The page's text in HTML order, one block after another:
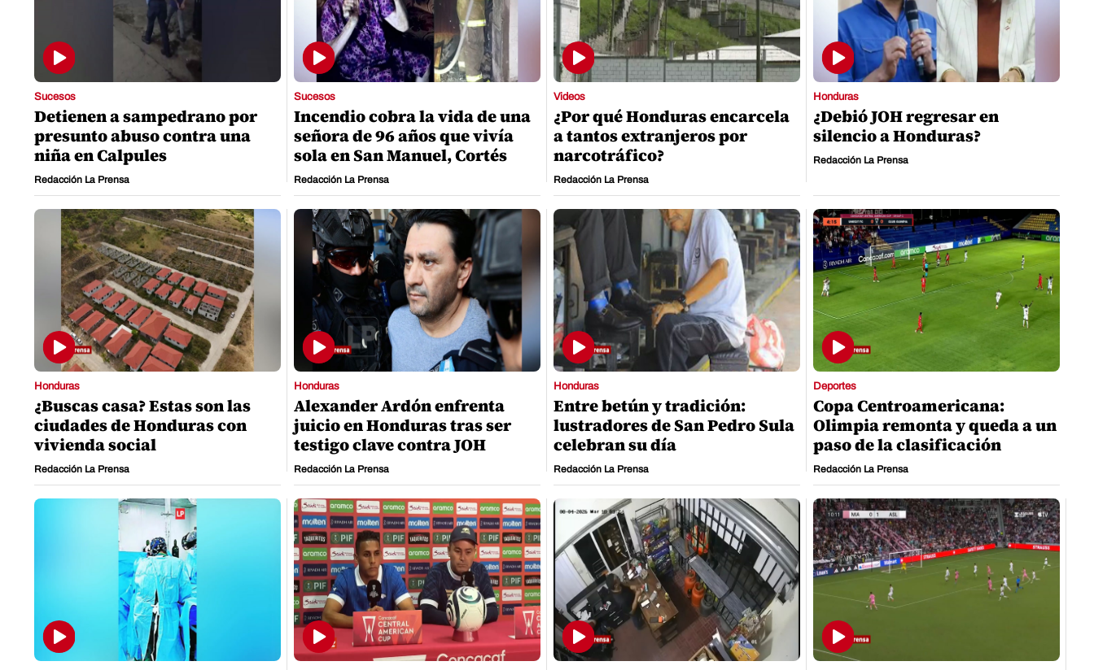
Sucesos
Detienen a sampedrano por
presunto abuso contra una
niña en Calpules
Redacción La Prensa
Sucesos
Incendio cobra la vida de una
señora de 96 años que vivía
sola en San Manuel, Cortés
Redacción La Prensa
Videos
¿Por qué Honduras encarcela
a tantos extranjeros por
narcotráfico?
Redacción La Prensa
Honduras
¿Debió JOH regresar en
silencio a Honduras?
Redacción La Prensa
Honduras
¿Buscas casa? Estas son las
ciudades de Honduras con
vivienda social
Redacción La Prensa
Honduras
Alexander Ardón enfrenta
juicio en Honduras tras ser
testigo clave contra JOH
Redacción La Prensa
Honduras
Entre betún y tradición:
lustradores de San Pedro Sula
celebran su día
Redacción La Prensa
Deportes
Copa Centroamericana:
Olimpia remonta y queda a un
paso de la clasificación
Redacción La Prensa